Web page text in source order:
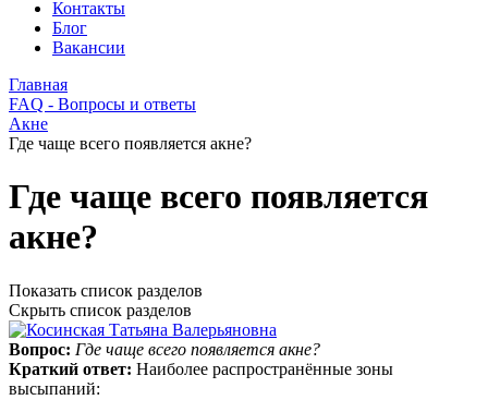
Контакты
Блог
Вакансии
Главная
FAQ - Вопросы и ответы
Акне
Где чаще всего появляется акне?
Где чаще всего появляется
акне?
Показать список разделов
Скрыть список разделов
Вопрос: Где чаще всего появляется акне?
Краткий ответ: Наиболее распространённые зоны
высыпаний: